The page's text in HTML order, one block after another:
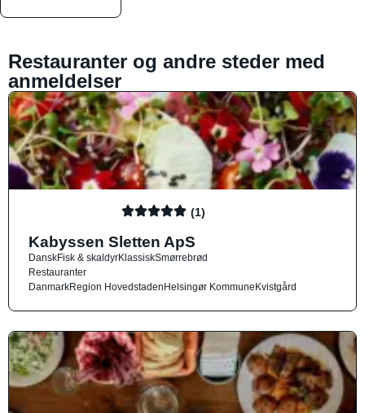
Restauranter og andre steder med
anmeldelser
(1)
Kabyssen Sletten ApS
DanskFisk & skaldyrKlassiskSmørrebrød
Restauranter
DanmarkRegion HovedstadenHelsingør KommuneKvistgård